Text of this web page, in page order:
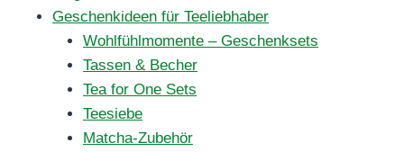
Geschenkideen für Teeliebhaber
Wohlfühlmomente – Geschenksets
Tassen & Becher
Tea for One Sets
Teesiebe
Matcha-Zubehör